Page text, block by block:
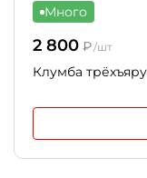
Много
2 800 ₽/шт
Клумба